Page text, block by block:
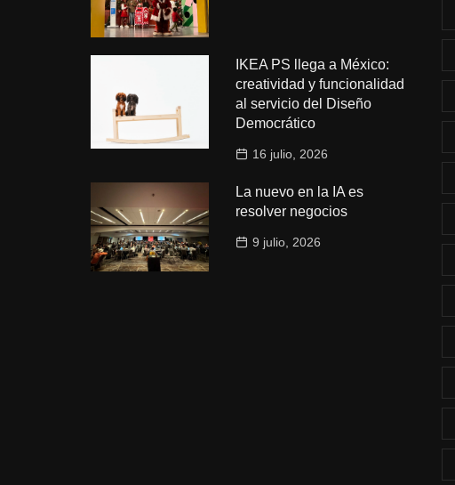
IKEA PS llega a México:
creatividad y funcionalidad
al servicio del Diseño
Democrático
16 julio, 2026
La nuevo en la IA es
resolver negocios
9 julio, 2026